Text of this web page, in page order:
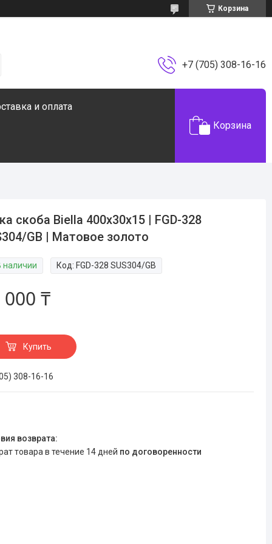
Корзина
+7 (705) 308-16-16
и оплата
Корзина
скоба Biella 400х30х15 | FGD-328
GB | Матовое золото
наличии Код: FGD-328 SUS304/GB
000 ₸
Купить
308-16-16
товара в течение 14 дней по договоренности